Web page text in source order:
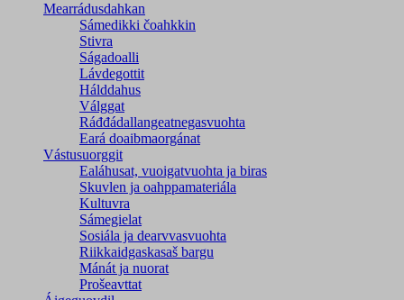
Mearrádusdahkan
Sámedikki čoahkkin
Stivra
Ságadoalli
Lávdegottit
Hálddahus
Válggat
Ráđđádallangeatnegas­vuohta
Eará doaibmaorgánat
Vástusuorggit
Ealáhusat, vuoigatvuohta ja biras
Skuvlen ja oahppamateriála
Kultuvra
Sámegielat
Sosiála ja dearvvasvuohta
Riikkaidgaskasaš bargu
Mánát ja nuorat
Prošeavttat